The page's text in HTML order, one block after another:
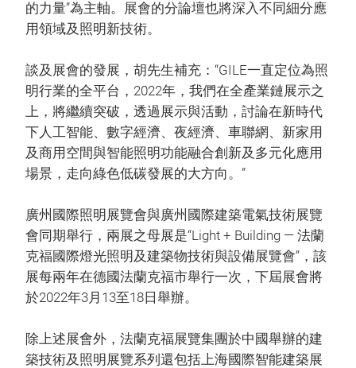
的力量”為主軸。展會的分論壇也將深入不同細分應
用領域及照明新技術。
談及展會的發展，胡先生補充：“GILE一直定位為照
明行業的全平台，2022年，我們在全產業鏈展示之
上，將繼續突破，透過展示與活動，討論在新時代
下人工智能、數字經濟、夜經濟、車聯網、新家用
及商用空間與智能照明功能融合創新及多元化應用
場景，走向綠色低碳發展的大方向。”
廣州國際照明展覽會與廣州國際建築電氣技術展覽
會同期舉行，兩展之母展是“Light + Building — 法蘭
克福國際燈光照明及建築物技術與設備展覽會”，該
展每兩年在德國法蘭克福市舉行一次，下屆展會將
於2022年3月13至18日舉辦。
除上述展會外，法蘭克福展覽集團於中國舉辦的建
築技術及照明展覽系列還包括上海國際智能建築展